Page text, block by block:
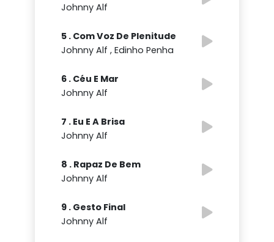
Johnny Alf
5 . Com Voz De Plenitude
Johnny Alf , Edinho Penha
6 . Céu E Mar
Johnny Alf
7 . Eu E A Brisa
Johnny Alf
8 . Rapaz De Bem
Johnny Alf
9 . Gesto Final
Johnny Alf